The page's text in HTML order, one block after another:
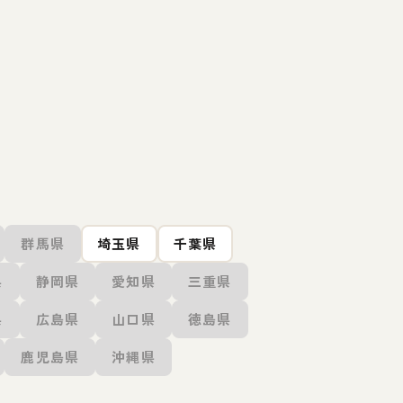
群馬県 埼玉県
千葉県
静岡県 愛知県
三重県
広島県 山口県
徳島県
鹿児島県
沖縄県